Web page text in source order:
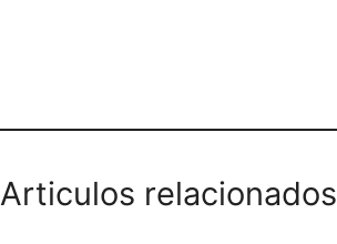
Articulos relacionados